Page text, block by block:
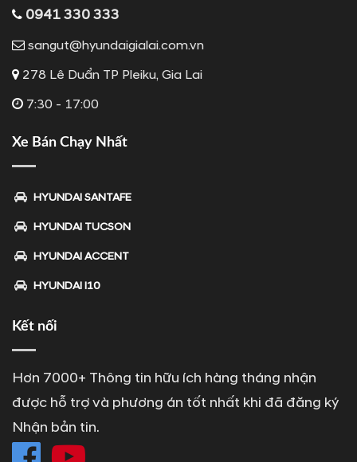
0941 330 333
sangut@hyundaigialai.com.vn
278 Lê Duẩn TP Pleiku, Gia Lai
7:30 - 17:00
Xe Bán Chạy Nhất
HYUNDAI SANTAFE
HYUNDAI TUCSON
HYUNDAI ACCENT
HYUNDAI I10
Kết nối
Hơn 7000+ Thông tin hữu ích hàng tháng nhận
được hỗ trợ và phương án tốt nhất khi đã đăng ký
Nhận bản tin.